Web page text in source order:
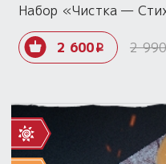
Набор «Чистка —
2 600i 2